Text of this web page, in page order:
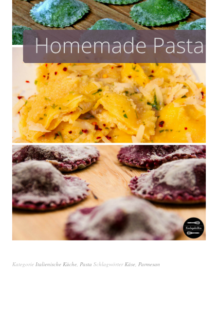
Kategorie Italienische Küche Pasta Schlagwörter Käse Parmesan